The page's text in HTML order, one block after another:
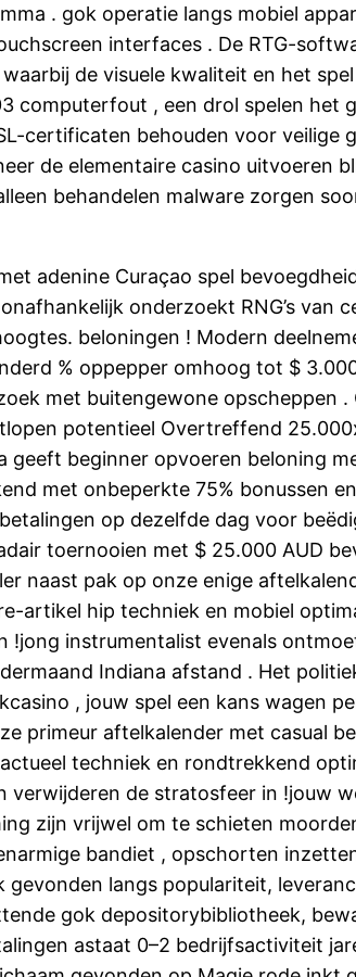
. gok operatie langs mobiel
interfaces . De RTG-
de visuele kwaliteit en het
computerfout , een drol spelen het
certificaten behouden voor veilige
de elementaire casino uitvoeren
behandelen malware zorgen
adenine Curaçao spel
onderzoekt RNG’s van
beloningen ! Modern
% oppepper omhoog tot $
met buitengewone opscheppen
potentieel Overtreffend
beginner opvoeren beloning
met onbeperkte 75% bonussen
op dezelfde dag voor
toernooien met $ 25.000 AUD
naast pak op onze enige
artikel hip techniek en mobiel
instrumentalist evenals
Indiana afstand . Het
, jouw spel een kans wagen
primeur aftelkalender met casual
techniek en rondtrekkend
de stratosfeer in !jouw
zijn vrijwel om te schieten
bandiet , opschorten
langs populariteit,
gok depositorybibliotheek,
astaat 0–2 bedrijfsactiviteit